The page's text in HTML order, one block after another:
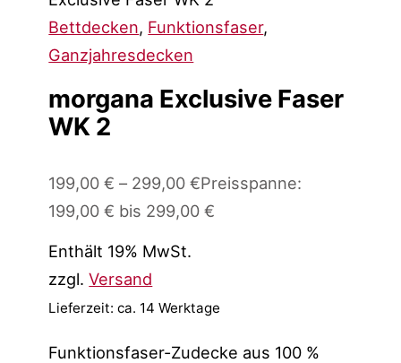
Bettdecken, Funktionsfaser,
Ganzjahresdecken
morgana Exclusive Faser
WK 2
199,00€ – 299,00€Preisspanne:
199,00 € bis 299,00 €
Enthält 19% MwSt.
zzgl.Versand
Lieferzeit: ca. 14 Werktage
Funktionsfaser-Zudecke aus 100 %